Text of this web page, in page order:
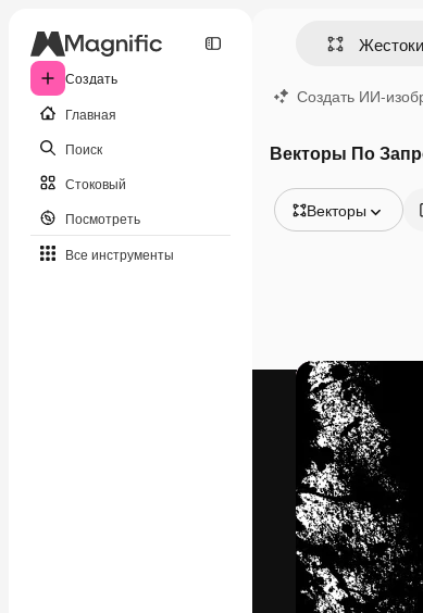
Создать
Главная
Поиск
Стоковый
Посмотреть
Все инструменты
Создать ИИ-
Векторы По
Векторы
Видео
Видеоролик
Моушн-дизайн
Видеошаблоны
Иконки
3D-модели
Шрифты